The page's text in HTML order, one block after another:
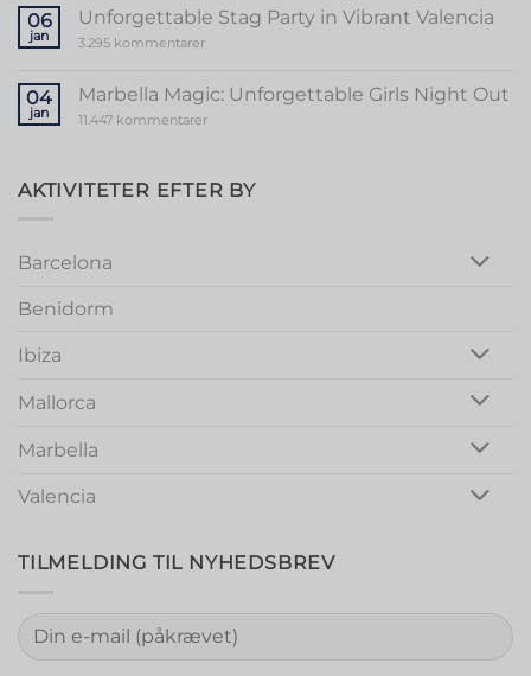
to
a
Memorable
Party
06
jan
Unforgettable Stag Party in Vibrant Valencia
3.295 kommentarertil
Party
in
Vibrant
04
jan
Marbella Magic: Unforgettable Girls Night Out
11.447 kommentarertil
Girls
Night
AKTIVITETER EFTER BY
Barcelona
Benidorm
Ibiza
Mallorca
Marbella
Valencia
TILMELDING TIL NYHEDSBREV